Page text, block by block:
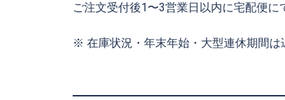
ご注文受付後1〜3営業日以内に宅配便に
※ 在庫状況・年末年始・大型連休期間は